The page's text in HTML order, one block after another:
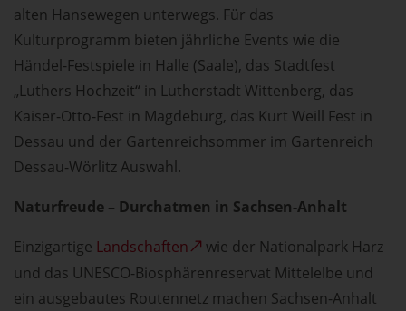
alten Hansewegen unterwegs. Für das
Kulturprogramm bieten jährliche Events wie die
Händel-Festspiele in Halle (Saale), das Stadtfest
„Luthers Hochzeit“ in Lutherstadt Wittenberg, das
Kaiser-Otto-Fest in Magdeburg, das Kurt Weill Fest in
Dessau und der Gartenreichsommer im Gartenreich
Dessau-Wörlitz Auswahl.
Naturfreude – Durchatmen in Sachsen-Anhalt
Einzigartige Landschaften
wie der Nationalpark Harz
und das UNESCO-Biosphärenreservat Mittelelbe und
ein ausgebautes Routennetz machen Sachsen-Anhalt